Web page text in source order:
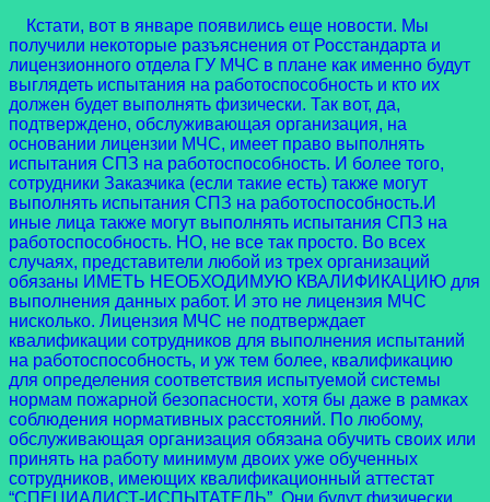
Кстати, вот в январе появились еще новости. Мы
получили некоторые разъяснения от Росстандарта и
лицензионного отдела ГУ МЧС в плане как именно будут
выглядеть испытания на работоспособность и кто их
должен будет выполнять физически. Так вот, да,
подтверждено, обслуживающая организация, на
основании лицензии МЧС, имеет право выполнять
испытания СПЗ на работоспособность. И более того,
сотрудники Заказчика (если такие есть) также могут
выполнять испытания СПЗ на работоспособность.И
иные лица также могут выполнять испытания СПЗ на
работоспособность. НО, не все так просто. Во всех
случаях, представители любой из трех организаций
обязаны ИМЕТЬ НЕОБХОДИМУЮ КВАЛИФИКАЦИЮ для
выполнения данных работ. И это не лицензия МЧС
нисколько. Лицензия МЧС не подтверждает
квалификации сотрудников для выполнения испытаний
на работоспособность, и уж тем более, квалификацию
для определения соответствия испытуемой системы
нормам пожарной безопасности, хотя бы даже в рамках
соблюдения нормативных расстояний. По любому,
обслуживающая организация обязана обучить своих или
принять на работу минимум двоих уже обученных
сотрудников, имеющих квалификационный аттестат